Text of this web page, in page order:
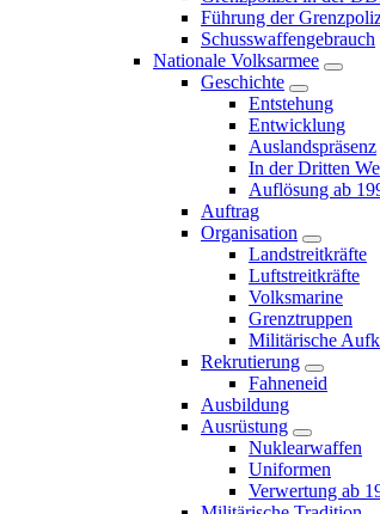
Führung der
Schusswaffengebrauch
Nationale Volksarmee
Geschichte
Entstehung
Entwicklung
Auslandspräsenz
In der Dritten
Auflösung ab
Auftrag
Organisation
Landstreitkräfte
Luftstreitkräfte
Volksmarine
Grenztruppen
Militärische
Rekrutierung
Fahneneid
Ausbildung
Ausrüstung
Nuklearwaffen
Uniformen
Verwertung ab